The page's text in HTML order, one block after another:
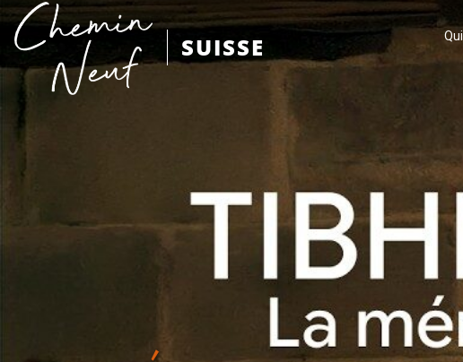
SUISSE